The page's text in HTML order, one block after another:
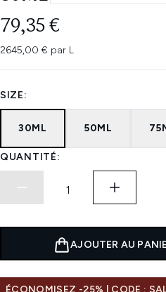
79,35 €
2645,00 € par L
SIZE:
30ML 50ML
QUANTITÉ:
AJOUTER AU
ÉCONOMISEZ -25% | CODE :